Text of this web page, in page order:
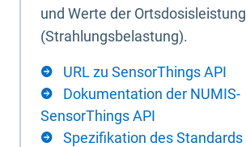
und Werte der Ortsdosisleistung
(Strahlungsbelastung).
URL zu SensorThings API
Dokumentation der NUMIS-
SensorThings API
Spezifikation des Standards